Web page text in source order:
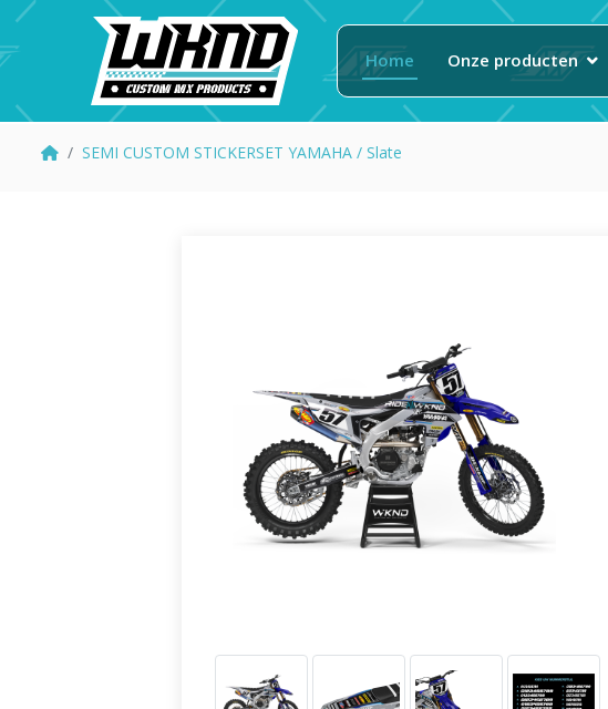
Home Onze producten
SEMI CUSTOM STICKERSET YAMAHA / Slate